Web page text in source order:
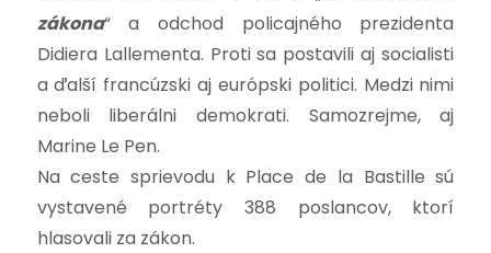
zákona“ a odchod policajného prezidenta
Didiera Lallementa. Proti sa postavili aj socialisti
a ďalší francúzski aj európski politici. Medzi nimi
neboli liberálni demokrati. Samozrejme, aj
Marine Le Pen.
Na ceste sprievodu k Place de la Bastille sú
vystavené portréty 388 poslancov, ktorí
hlasovali za zákon.